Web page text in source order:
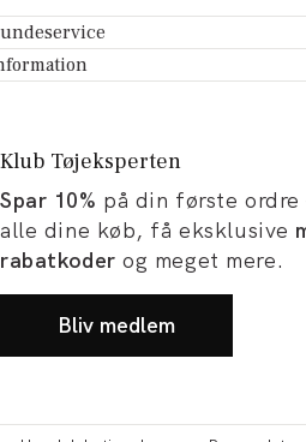
- Hjælpecenter
dit køb
Tøjeksperten
og artikler
og karriere
Klub Tøjeksperten
Spar 10% på din første
alle dine køb, få eksklusive
rabatkoder og meget mere.
Bliv medlem